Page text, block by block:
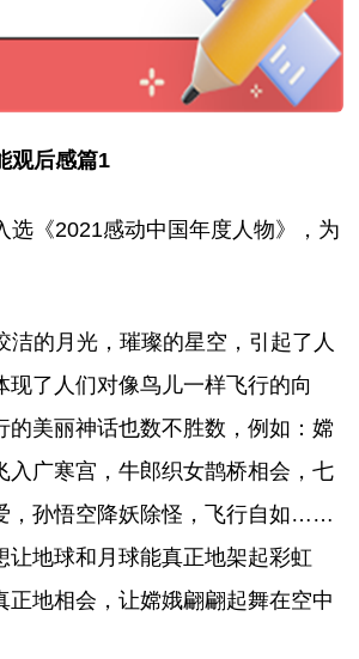
观后感篇1
选《2021感动中国年度人物》，为
洁的月光，璀璨的星空，引起了人
现了人们对像鸟儿一样飞行的向
的美丽神话也数不胜数，例如：嫦
入广寒宫，牛郎织女鹊桥相会，七
，孙悟空降妖除怪，飞行自如……
让地球和月球能真正地架起彩虹
正地相会，让嫦娥翩翩起舞在空中